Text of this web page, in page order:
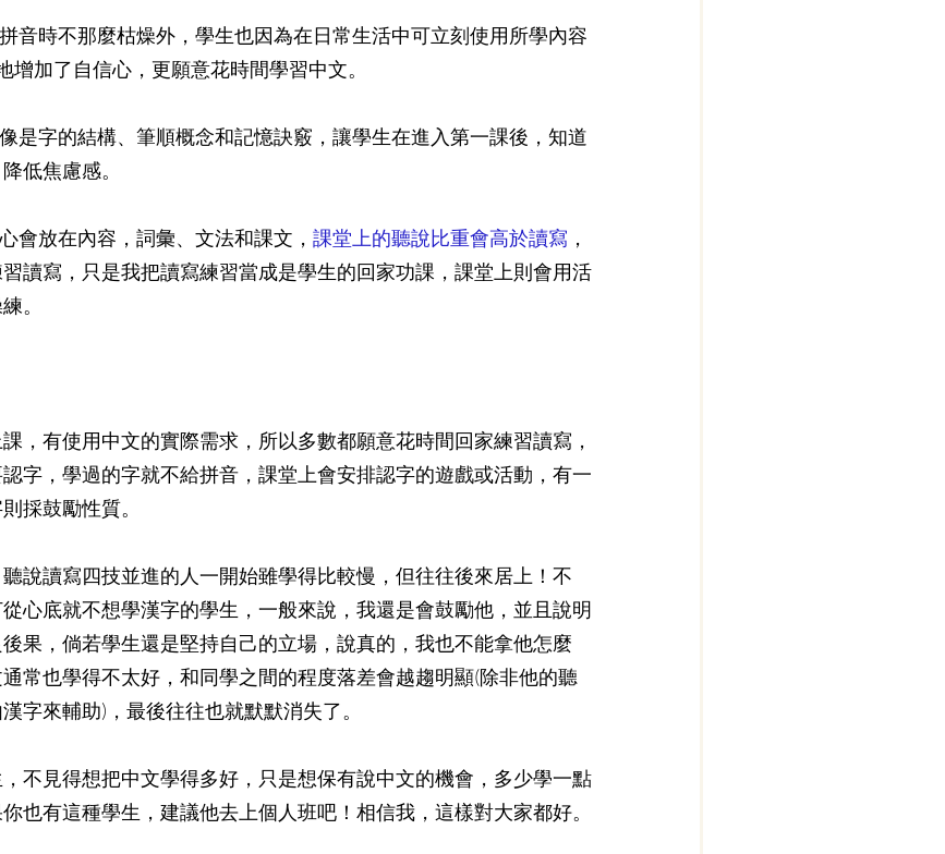
音時不那麼枯燥外，學生也因為在日常生活中可立刻使用所學內容
增加了自信心，更願意花時間學習中文。
是字的結構、筆順概念和記憶訣竅，讓學生在進入第一課後，知道
低焦慮感。
會放在內容，詞彙、文法和課文， 課堂上的聽說比重會高於讀寫 ，
讀寫，只是我把讀寫練習當成是學生的回家功課，課堂上則會用活
。
，有使用中文的實際需求，所以多數都願意花時間回家練習讀寫，
字，學過的字就不給拼音，課堂上會安排認字的遊戲或活動，有一
採鼓勵性質。
說讀寫四技並進的人一開始雖學得比較慢，但往往後來居上！不
心底就不想學漢字的學生，一般來說，我還是會鼓勵他，並且說明
果，倘若學生還是堅持自己的立場，說真的，我也不能拿他怎麼
常也學得不太好，和同學之間的程度落差會越趨明顯(除非他的聽
字來輔助)，最後往往也就默默消失了。
不見得想把中文學得多好，只是想保有說中文的機會，多少學一點
也有這種學生，建議他去上個人班吧！相信我，這樣對大家都好。